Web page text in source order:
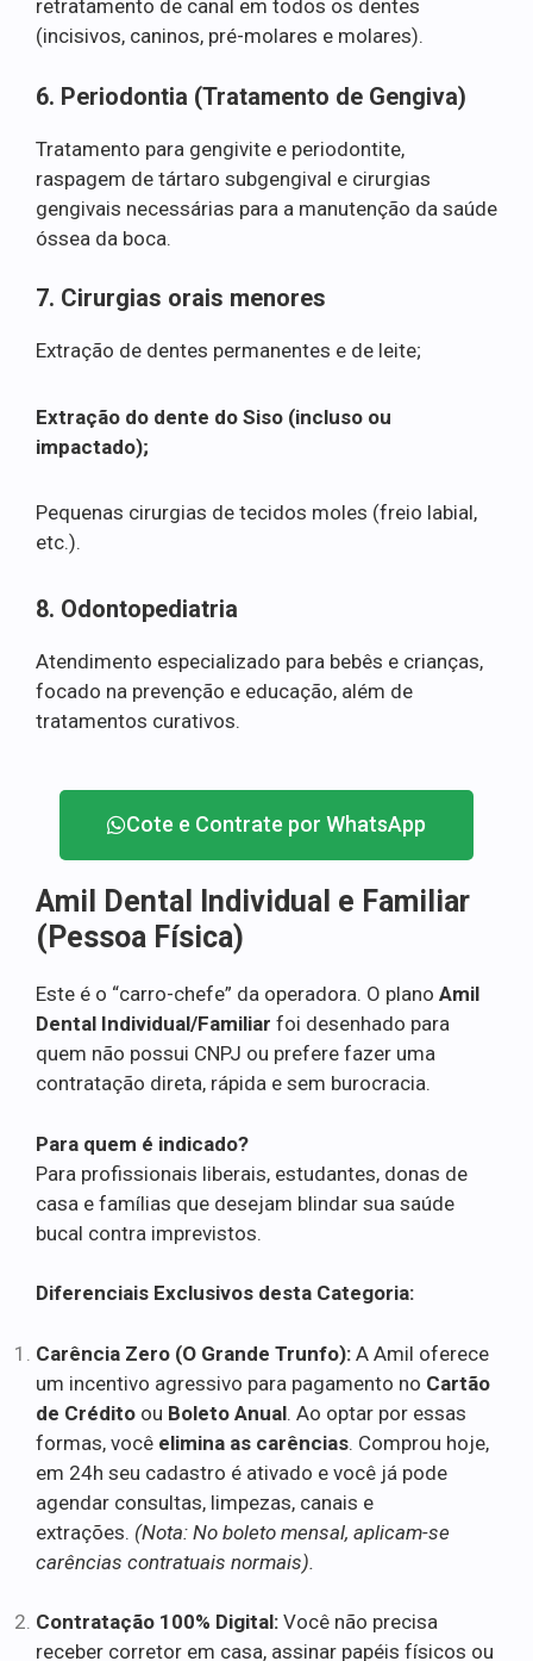
retratamento de canal em todos os dentes
(incisivos, caninos, pré-molares e molares).
6. Periodontia (Tratamento de Gengiva)
Tratamento para gengivite e periodontite,
raspagem de tártaro subgengival e cirurgias
gengivais necessárias para a manutenção da saúde
óssea da boca.
7. Cirurgias orais menores
Extração de dentes permanentes e de leite;
Extração do dente do Siso (incluso ou
impactado);
Pequenas cirurgias de tecidos moles (freio labial,
etc.).
8. Odontopediatria
Atendimento especializado para bebês e crianças,
focado na prevenção e educação, além de
tratamentos curativos.
Cote e Contrate por WhatsApp
Amil Dental Individual e Familiar
(Pessoa Física)
Este é o “carro-chefe” da operadora. O plano Amil
Dental Individual/Familiar foi desenhado para
quem não possui CNPJ ou prefere fazer uma
contratação direta, rápida e sem burocracia.
Para quem é indicado?
Para profissionais liberais, estudantes, donas de
casa e famílias que desejam blindar sua saúde
bucal contra imprevistos.
Diferenciais Exclusivos desta Categoria:
Carência Zero (O Grande Trunfo): A Amil oferece
um incentivo agressivo para pagamento no Cartão
de Crédito ou Boleto Anual. Ao optar por essas
formas, você elimina as carências. Comprou hoje,
em 24h seu cadastro é ativado e você já pode
agendar consultas, limpezas, canais e
extrações. (Nota: No boleto mensal, aplicam-se
carências contratuais normais).
Contratação 100% Digital: Você não precisa
receber corretor em casa, assinar papéis físicos ou